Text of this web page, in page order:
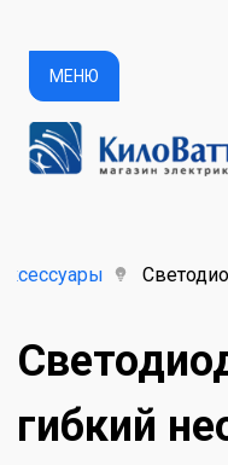
МЕНЮ
гибкий